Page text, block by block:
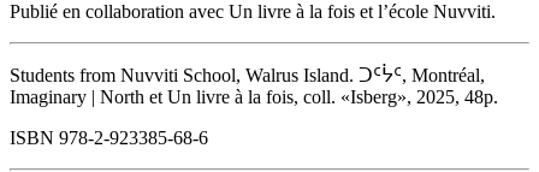
Publié en collaboration avec Un livre à la fois et l’école Nuvviti.
Students from Nuvviti School, Walrus Island. ᑐᑦᔮᑦ, Montréal,
Imaginary | North et Un livre à la fois, coll. «Isberg», 2025, 48p.
ISBN 978-2-923385-68-6